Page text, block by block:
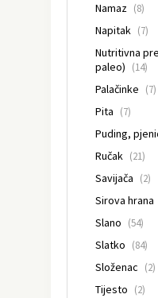
Namaz (8)
Napitak (7)
Nutritivna
paleo) (14)
Palačinke (7)
Pita (7)
Puding,
Ručak (21)
Savijača (2)
Sirova hrana
Slano (54)
Slatko (84)
Složenac (2)
Tijesto (2)